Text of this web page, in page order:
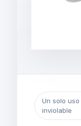
Un solo
inviolable